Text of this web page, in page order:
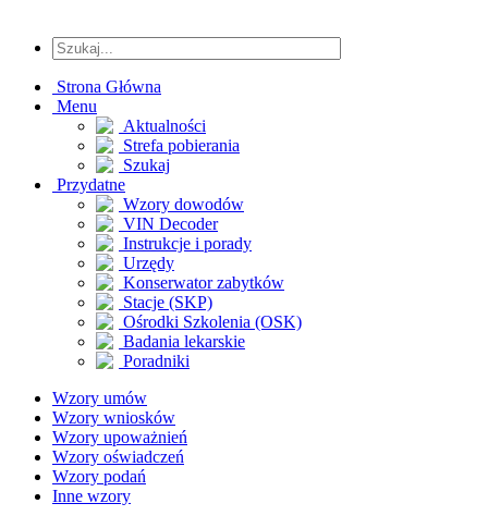
Strona Główna
Menu
Aktualności
Strefa pobierania
Szukaj
Przydatne
Wzory dowodów
VIN Decoder
Instrukcje i porady
Urzędy
Konserwator zabytków
Stacje (SKP)
Ośrodki Szkolenia (OSK)
Badania lekarskie
Poradniki
Wzory umów
Wzory wniosków
Wzory upoważnień
Wzory oświadczeń
Wzory podań
Inne wzory